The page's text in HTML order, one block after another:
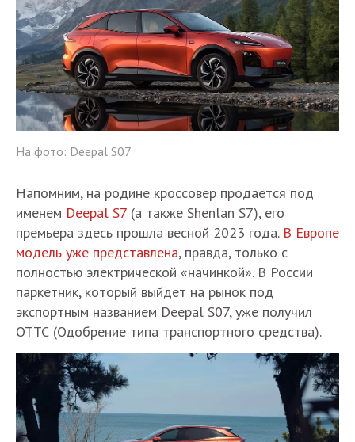
На фото: Deepal S07
Напомним, на родине кроссовер продаётся под
именем Deepal S7 (а также Shenlan S7), его
премьера здесь прошла весной 2023 года. В Европе
модель уже представлена, правда, только с
полностью электрической «начинкой». В России
паркетник, который выйдет на рынок под
экспортным названием Deepal S07, уже получил
ОТТС (Одобрение типа транспортного средства).